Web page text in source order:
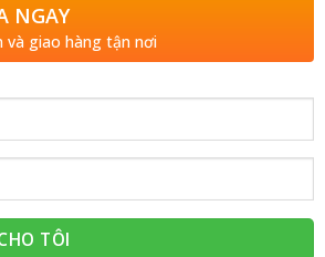
NGAY
và giao hàng tận nơi